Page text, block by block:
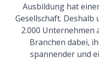
Ausbildung hat
Gesellschaft.
2.000 Unternehmen
Branchen dabei,
spannender und